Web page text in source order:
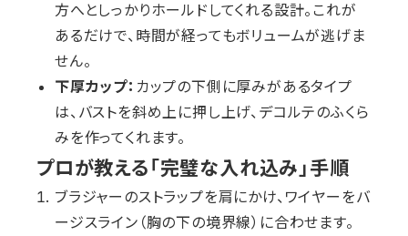
方へとしっかりホールドしてくれる設計。これが
あるだけで、時間が経ってもボリュームが逃げま
せん。
下厚カップ： カップの下側に厚みがあるタイプ
は、バストを斜め上に押し上げ、デコルテのふくら
みを作ってくれます。
プロが教える「完璧な入れ込み」手順
ブラジャーのストラップを肩にかけ、ワイヤーをバ
ージスライン（胸の下の境界線）に合わせます。